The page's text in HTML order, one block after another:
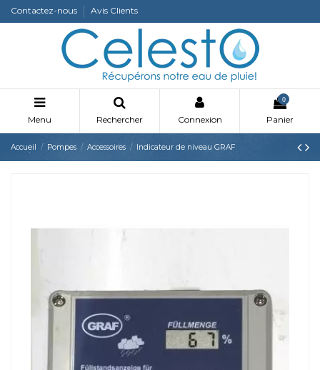
Contactez-nous Avis Clients
Menu Rechercher Connexion
0
Panier
Accueil Pompes Accessoires Indicateur de niveau GRAF